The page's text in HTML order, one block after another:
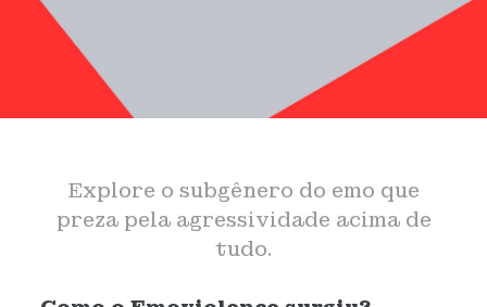
Explore o subgênero do emo que
preza pela agressividade acima de
tudo.